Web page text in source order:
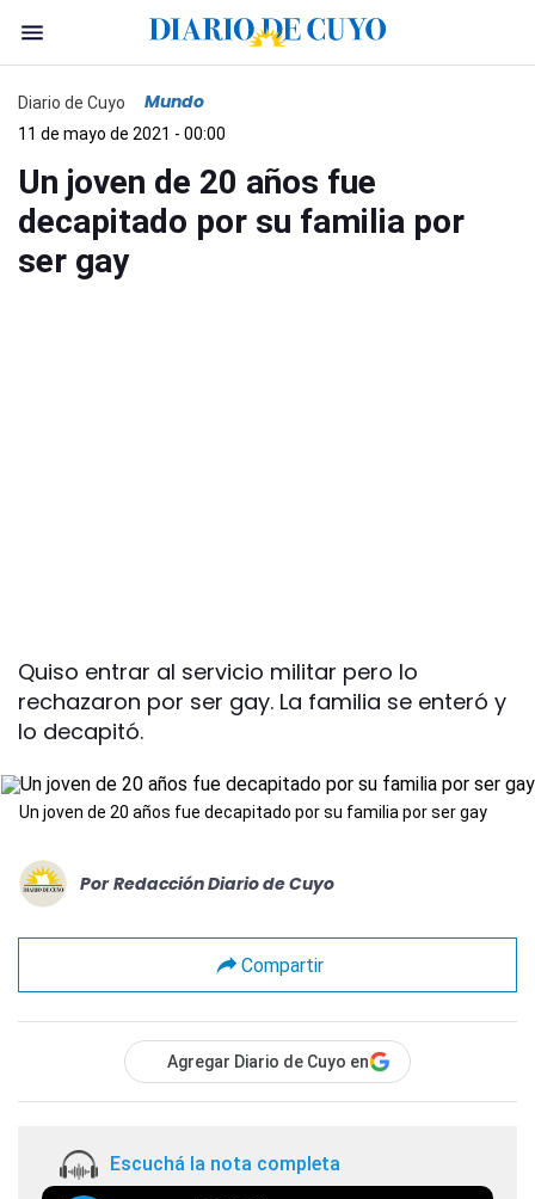
Diario de Cuyo Mundo
11 de mayo de 2021 - 00:00
Un joven de 20 años fue
decapitado por su familia por
ser gay
Quiso entrar al servicio militar pero lo
rechazaron por ser gay. La familia se enteró y
lo decapitó.
Un joven de 20 años fue decapitado por su familia por ser gay
Por Redacción Diario de Cuyo
Compartir
Agregar Diario de Cuyo en
Escuchá la nota completa